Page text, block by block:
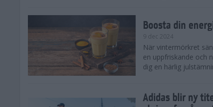
Boosta din
9 dec 2024
När vintermörkret
en uppfriskande och
dig en härlig
Adidas blir ny